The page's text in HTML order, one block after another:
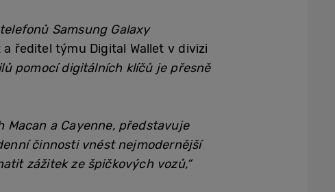
Samsung Galaxy
ředitel týmu Digital Wallet v divizi
pomocí digitálních klíčů je přesně
Macan a Cayenne, představuje
činnosti vnést nejmodernější
zážitek ze špičkových vozů,“